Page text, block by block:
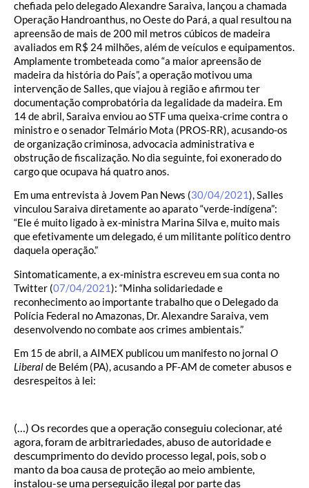
chefiada pelo delegado Alexandre Saraiva, lançou a chamada
Operação Handroanthus, no Oeste do Pará, a qual resultou na
apreensão de mais de 200 mil metros cúbicos de madeira
avaliados em R$ 24 milhões, além de veículos e equipamentos.
Amplamente trombeteada como “a maior apreensão de
madeira da história do País”, a operação motivou uma
intervenção de Salles, que viajou à região e afirmou ter
documentação comprobatória da legalidade da madeira. Em
14 de abril, Saraiva enviou ao STF uma queixa-crime contra o
ministro e o senador Telmário Mota (PROS-RR), acusando-os
de organização criminosa, advocacia administrativa e
obstrução de fiscalização. No dia seguinte, foi exonerado do
cargo que ocupava há quatro anos.
Em uma entrevista à Jovem Pan News (30/04/2021), Salles
vinculou Saraiva diretamente ao aparato “verde-indígena”:
“Ele é muito ligado à ex-ministra Marina Silva e, muito mais
que efetivamente um delegado, é um militante político dentro
daquela operação.”
Sintomaticamente, a ex-ministra escreveu em sua conta no
Twitter (07/04/2021): “Minha solidariedade e
reconhecimento ao importante trabalho que o Delegado da
Polícia Federal no Amazonas, Dr. Alexandre Saraiva, vem
desenvolvendo no combate aos crimes ambientais.”
Em 15 de abril, a AIMEX publicou um manifesto no jornal O
Liberalde Belém (PA), acusando a PF-AM de cometer abusos e
desrespeitos à lei:
(…) Os recordes que a operação conseguiu colecionar, até
agora, foram de arbitrariedades, abuso de autoridade e
descumprimento do devido processo legal, pois, sob o
manto da boa causa de proteção ao meio ambiente,
instalou-se uma perseguição ilegal por parte das